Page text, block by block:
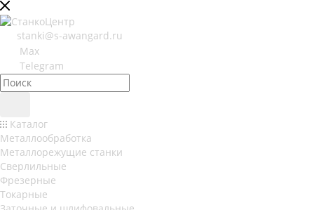
stanki@s-awangard.ru
Max
Telegram
Каталог
Металлообработка
Металлорежущие станки
Сверлильные
Фрезерные
Токарные